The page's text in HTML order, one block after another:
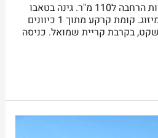
2.5 חד', 65 מ"ר עם אפשרות הרחבה ל110 מ"ר. גינה בטאבו
160 מ"ר! חניה, דוד שמש,מיזוג. קומת קרקע מתוך 1 כיוונים
בקרבת קריית שמואל. כניסה